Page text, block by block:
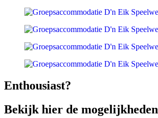
Enthousiast?
Bekijk hier de mogelijkheden